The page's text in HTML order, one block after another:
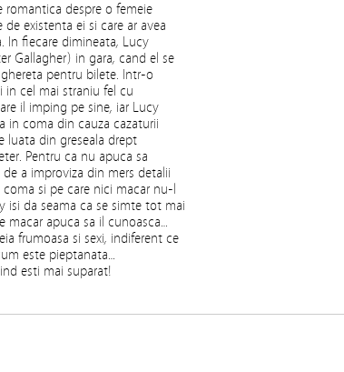
despre o femeie
existenta ei si care ar avea
In fiecare dimineata, Lucy
Gallagher) in gara, cand el se
pentru bilete. Intr-o
in cel mai straniu fel cu
il imping pe sine, iar Lucy
in coma din cauza cazaturii
luata din greseala drept
Pentru ca nu apuca sa
a improviza din mers detalii
si pe care nici macar nu-l
isi da seama ca se simte tot mai
macar apuca sa il cunoasca…
frumoasa si sexi, indiferent ce
este pieptanata…
esti mai suparat!